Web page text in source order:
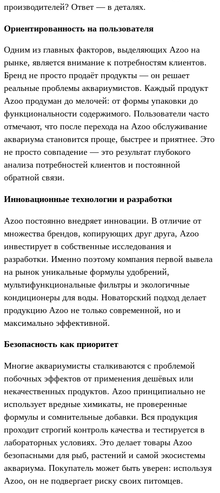
производителей? Ответ — в деталях.
Ориентированность на пользователя
Одним из главных факторов, выделяющих Azoo на
рынке, является внимание к потребностям клиентов.
Бренд не просто продаёт продукты — он решает
реальные проблемы аквариумистов. Каждый продукт
Azoo продуман до мелочей: от формы упаковки до
функциональности содержимого. Пользователи часто
отмечают, что после перехода на Azoo обслуживание
аквариума становится проще, быстрее и приятнее. Это
не просто совпадение — это результат глубокого
анализа потребностей клиентов и постоянной
обратной связи.
Инновационные технологии и разработки
Azoo постоянно внедряет инновации. В отличие от
множества брендов, копирующих друг друга, Azoo
инвестирует в собственные исследования и
разработки. Именно поэтому компания первой вывела
на рынок уникальные формулы удобрений,
мультифункциональные фильтры и экологичные
кондиционеры для воды. Новаторский подход делает
продукцию Azoo не только современной, но и
максимально эффективной.
Безопасность как приоритет
Многие аквариумисты сталкиваются с проблемой
побочных эффектов от применения дешёвых или
некачественных продуктов. Azoo принципиально не
использует вредные химикаты, не проверенные
формулы и сомнительные добавки. Вся продукция
проходит строгий контроль качества и тестируется в
лабораторных условиях. Это делает товары Azoo
безопасными для рыб, растений и самой экосистемы
аквариума. Покупатель может быть уверен: используя
Azoo, он не подвергает риску своих питомцев.